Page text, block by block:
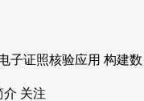
子证照核验应用 构建数
介 关注